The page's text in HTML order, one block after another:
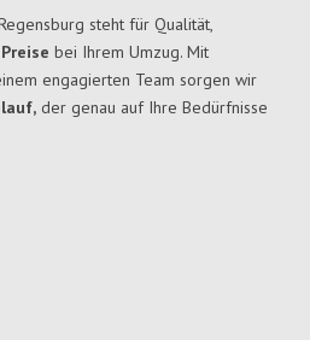
steht für Qualität,
bei Ihrem Umzug. Mit
engagierten Team sorgen wir
der genau auf Ihre Bedürfnisse